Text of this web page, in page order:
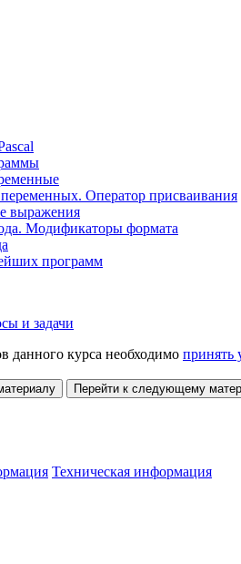
Оператор присваивания
выражения
Модификаторы формата
программ
и задачи
данного курса необходимо принять
Перейти к следующему
Техническая информация